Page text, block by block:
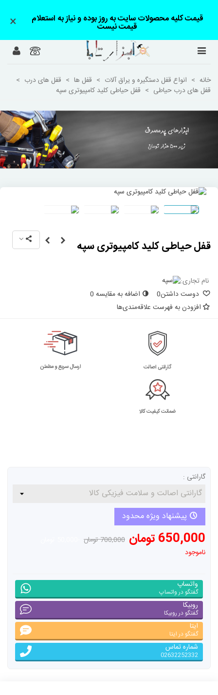
قیمت کلیه محصولات سایت به روز بوده و نیاز به استعلام
قیمت نیست ×
خانه > انواع قفل دستگیره و یراق آلات > قفل ها > قفل های درب >
قفل های درب حیاطی > قفل حیاطی کلید کامپیوتری سپه
قفل حیاطی کلید کامپیوتری سپه
نام تجاری:
دوست داشتن0 اضافه به مقایسه 0
افزودن به فهرست علاقه‌مندی‌ها
گارانتی اصالت ارسال سریع و مطمئن
ضمانت کیفیت کالا
گارانتی :
پیشنهاد ویژه محدود
650,000 تومان 700,000 تومان
ناموجود
واتساپ
گفتگو در واتساپ
روبیکا
گفتگو در روبیکا
ایتا
گفتگو در ایتا
شماره تماس
02632252332